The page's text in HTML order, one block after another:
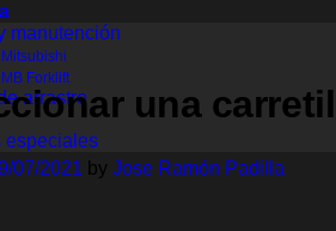
manutención
Mitsubishi
MB Forklift
arrastre
especiales
una
07/2021 by Jose Ramón Padilla